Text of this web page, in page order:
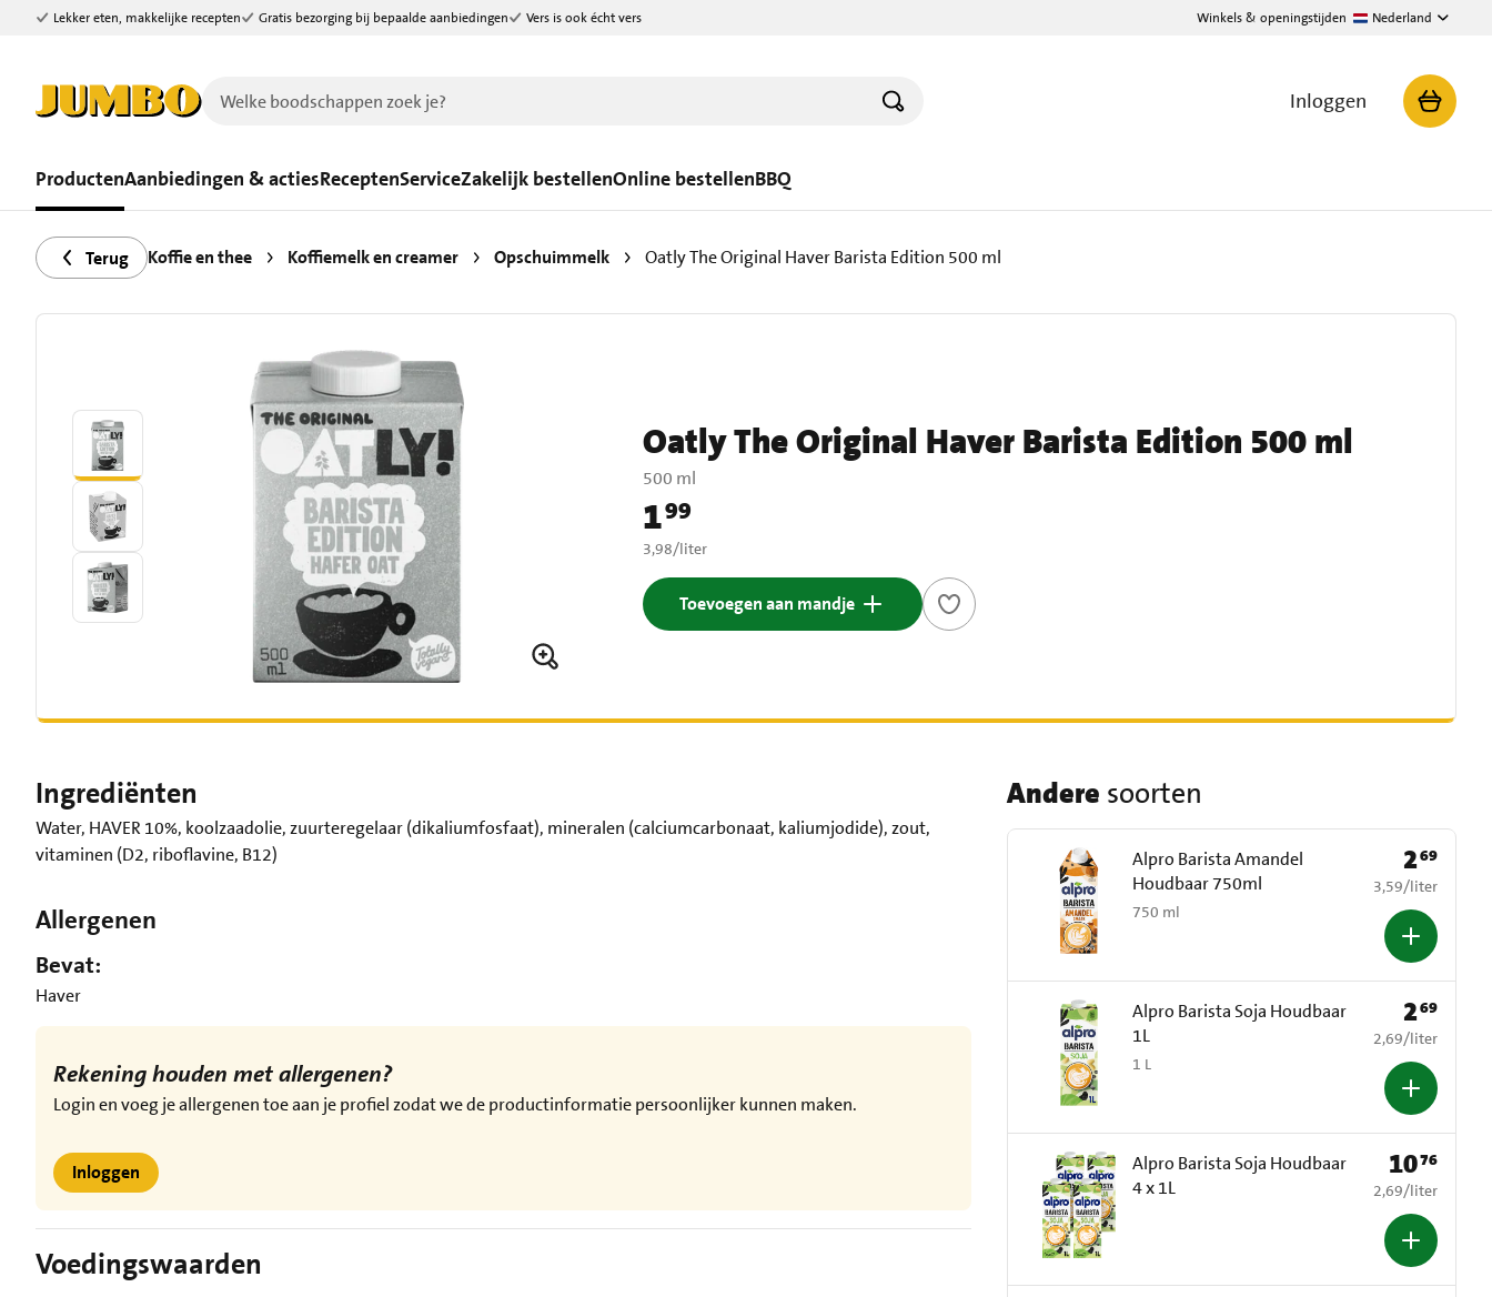
Ga naar zoeken
Ga naar hoofdinhoud
Lekker eten, makkelijke recepten Gratis bezorging bij bepaalde aanbiedingen Vers is ook écht vers Winkels & openingstijden Nederland
Inloggen
ProductenAanbiedingen & actiesReceptenServiceZakelijk bestellenOnline bestellenBBQ
Terug Koffie en thee Koffiemelk en creamer Opschuimmelk Oatly The Original Haver Barista Edition 500 ml
Oatly The Original Haver Barista Edition 500 ml
500 ml
Prijs: € 1,99
199
€ 3,98 per liter
3,98/liter
Toevoegen aan mandje
Ingrediënten
Water, HAVER 10%, koolzaadolie, zuurteregelaar (dikaliumfosfaat), mineralen (calciumcarbonaat, kaliumjodide), zout,
vitaminen (D2, riboflavine, B12)
Allergenen
Bevat:
Haver
Rekening houden met allergenen?
Login en voeg je allergenen toe aan je profiel zodat we de productinformatie persoonlijker kunnen maken.
Inloggen
Voedingswaarden
Andere soorten
Alpro Barista Amandel
Houdbaar 750ml
750 ml
Prijs: € 2,69
269
€ 3,59 per liter
3,59/liter
Alpro Barista Soja Houdbaar
1L
1 L
Prijs: € 2,69
269
€ 2,69 per liter
2,69/liter
Alpro Barista Soja Houdbaar
4 x 1L
Prijs: € 10,76
1076
€ 2,69 per liter
2,69/liter